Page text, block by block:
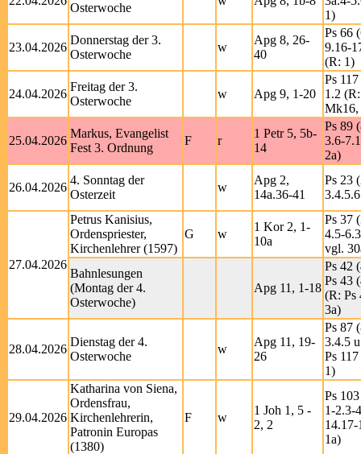
Osterwoche
1)
23.04.2026
Donnerstag der 3.
Osterwoche
w
Apg 8, 26-
40
Ps 66
9.16-
(R: 1)
24.04.2026
Freitag der 3.
Osterwoche
w Apg 9, 1-20
Ps
1.2
Mk16,
25.04.2026
Markus, Evangelist
Fest 3. Ordnung
F r
1 Petr 5, 5b-
14
Ps 89
3.6-
2a)
26.04.2026
4. Sonntag der
Osterzeit
w
Apg 2,
14a.36-41
Ps 23
27.04.2026
Petrus Kanisius,
Ordenspriester,
Kirchenlehrer (1597)
G w
1 Kor 2, 1-
10a
Ps 37
4.5-
vgl.
Bahnlesungen
(Montag der 4.
Osterwoche)
Apg 11, 1-18
Ps 42
Ps 43
(R: Ps
3a)
28.04.2026
Dienstag der 4.
Osterwoche
w
Apg 11, 19-
26
Ps 87
3.4.5
Ps
1)
29.04.2026
Katharina von Siena,
Ordensfrau,
Kirchenlehrerin,
Patronin Europas
(1380)
F w
1 Joh 1, 5 -
2, 2
Ps
1-2.3-
14.17-
1a)